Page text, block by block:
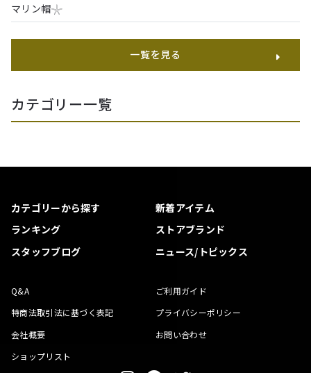
マリン帽𓇼
一覧を見る
カテゴリー一覧
カテゴリーから探す
新着アイテム
ランキング
ストアブランド
スタッフブログ
ニュース/トピックス
Q&A
ご利用ガイド
特商法取引法に基づく表記
プライバシーポリシー
会社概要
お問い合わせ
ショップリスト